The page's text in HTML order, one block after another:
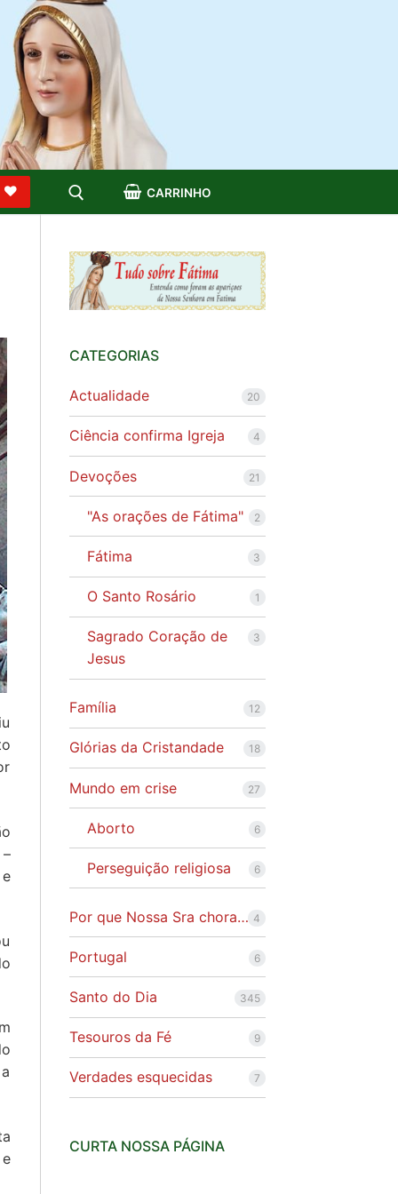
CARRINHO
CATEGORIAS
Actualidade 20
Ciência confirma Igreja 4
Devoções 21
"As orações de Fátima" 2
Fátima 3
O Santo Rosário 1
Sagrado Coração de
Jesus
3
Família 12
Glórias da Cristandade 18
Mundo em crise 27
Aborto 6
Perseguição religiosa 6
Por que Nossa Sra chora… 4
Portugal 6
Santo do Dia 345
Tesouros da Fé 9
Verdades esquecidas 7
CURTA NOSSA PÁGINA